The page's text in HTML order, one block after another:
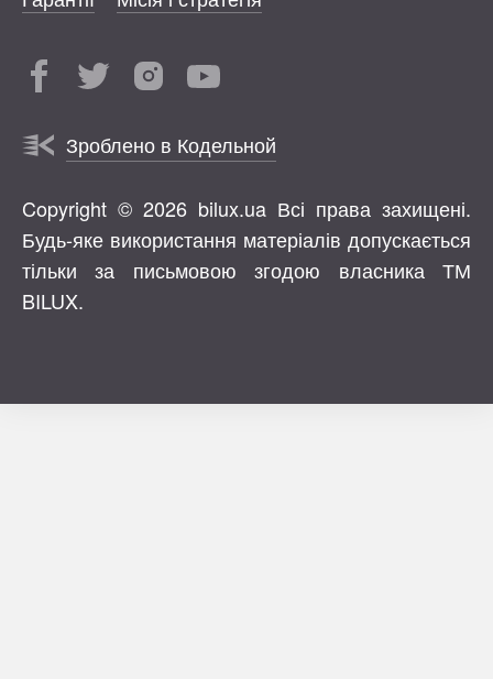
Зроблено в Кодельной
Copyright © 2026 bilux.ua Всі права захищені.
Будь-яке використання матеріалів допускається
тільки за письмовою згодою власника ТМ
BILUX.